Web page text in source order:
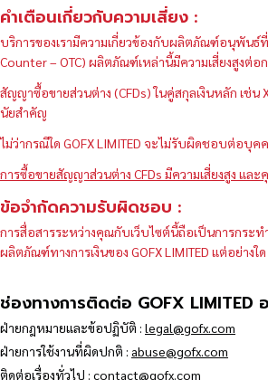
คำเตือนเกี่ยวกับความเสี่ยง :
บริการของเรามีความเกี่ยวข้องกับผลิตภัณฑ์อนุพันธ์
Counter – OTC) ผลิตภัณฑ์เหล่านี้มีความเสี่ยงสูงต่
สัญญาซื้อขายส่วนต่าง (CFDs) ในคู่สกุลเงินหลัก เช่น
นัยสำคัญ
ไม่ว่ากรณีใด GOFX LIMITED จะไม่รับผิดชอบต่อบุ
การซื้อขายสัญญาส่วนต่าง CFDs มีความเสี่ยงสูง แล
ข้อจำกัดความรับผิดชอบ :
การสื่อสารระหว่างคุณกับเว็บไซต์นี้ถือเป็นการกระ
ผลิตภัณฑ์ทางการเงินของ GOFX LIMITED แต่อย่างใด
ช่องทางการติดต่อ GOFX LIMITED
ฝ่ายกฎหมายและข้อปฏิบัติ : legal@gofx.com
ฝ่ายการใช้งานที่ผิดปกติ : abuse@gofx.com
ติดต่อเรื่องทั่วไป : contact@gofx.com